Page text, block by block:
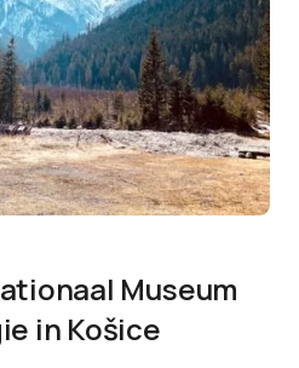
Museum
in Košice